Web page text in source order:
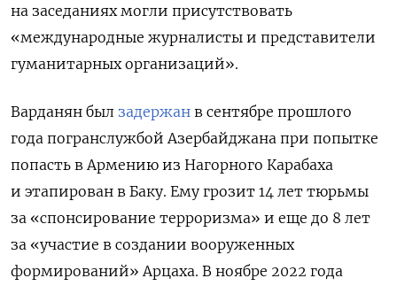
на заседаниях могли присутствовать
«международные журналисты и представители
гуманитарных организаций».
Варданян был задержан в сентябре прошлого
года погранслужбой Азербайджана при попытке
попасть в Армению из Нагорного Карабаха
и этапирован в Баку. Ему грозит 14 лет тюрьмы
за «спонсирование терроризма» и еще до 8 лет
за «участие в создании вооруженных
формирований» Арцаха. В ноябре 2022 года